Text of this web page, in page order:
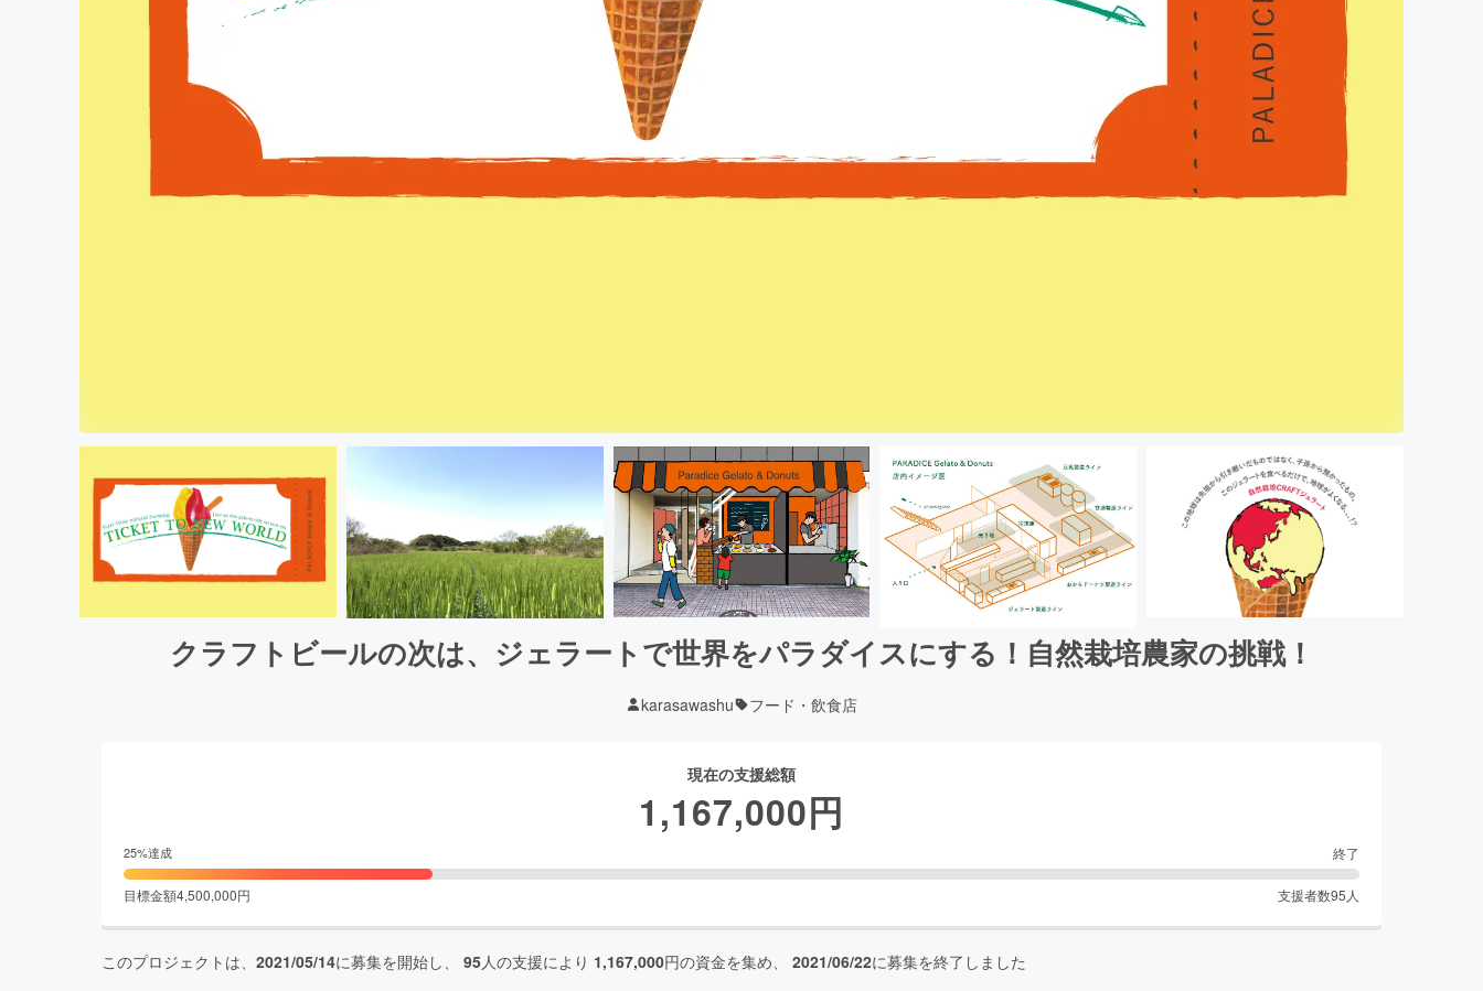
クラフトビールの次は、ジェラートで世界をパラダイスにする！自然栽培農家の挑戦！
karasawashu フード・飲食店
現在の支援総額
1,167,000円
25%達成 終了
目標金額4,500,000円 支援者数95 人
このプロジェクトは、 2021/05/14に募集を開始し、 95人の支援により 1,167,000円の資金を集め、 2021/06/22に募集を終了しました